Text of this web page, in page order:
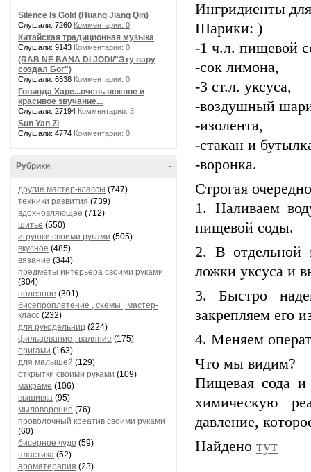
Silence Is Gold (Huang Jiang Qin)
Слушали: 7260 Комментарии: 0
Китайская традиционная музыка
Слушали: 9143 Комментарии: 0
(RAB NE BANA DI JODI/"Эту пару
создал Бог")
Слушали: 6538 Комментарии: 0
Говинда Харе...очень нежное и
красивое звучание...
Слушали: 27194 Комментарии: 3
Sun Yan Zi
Слушали: 4774 Комментарии: 0
-
Рубрики
другие мастер-классы (747)
техники развития (739)
вдохновляющее (712)
шитье (550)
игрушки своими руками (505)
вкусное (485)
вязание (344)
предметы интерьера своими руками
(304)
полезное (301)
бисепроплетение , схемы , мастер-
класс (232)
для рукодельниц (224)
фильцевание , валяние (175)
оригами (163)
для малышей (129)
открытки своими руками (109)
макраме (106)
вышивка (95)
мыловарение (76)
проволочный креатив своими руками
(60)
бисерное чудо (59)
пластика (52)
ароматерапия (23)
Ингридиенты
Шарики: )
-1 ч.л. пищевой
-сок лимона,
-3 ст.л. уксуса,
-воздушный
-изолента,
-стакан и
-воронка.
Строгая
1. Наливаем
пищевой соды.
2. В отдельной
ложки уксуса и
3. Быстро
закрепляем его
4. Меняем
Что мы видим?
Пищевая сода
химическую
давление,
Найдено тут